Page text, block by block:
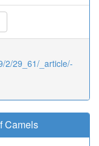
2/29_61/_article/-
Camels